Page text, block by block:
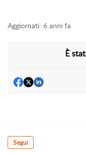
Aggiornati: 6 anni fa
È
Segui